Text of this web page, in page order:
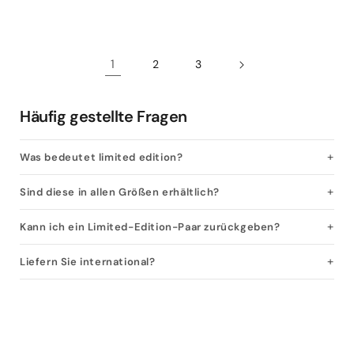
1 2 3
Häufig gestellte Fragen
Was bedeutet limited edition?
Sind diese in allen Größen erhältlich?
Kann ich ein Limited-Edition-Paar zurückgeben?
Liefern Sie international?